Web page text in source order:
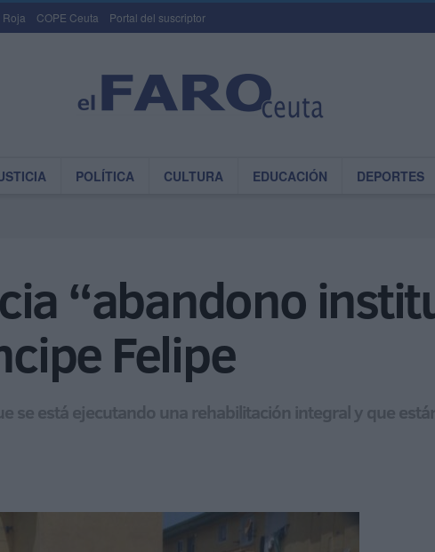
Roja COPE Ceuta Portal del suscriptor
POLÍTICA CULTURA EDUCACIÓN DEPORTES
“abandono
Felipe
se está ejecutando una rehabilitación integral y que